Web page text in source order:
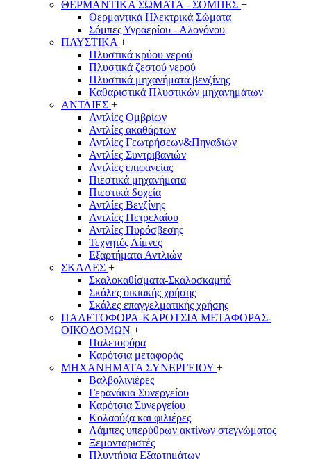
ΘΕΡΜΑΝΤΙΚΑ ΣΩΜΑΤΑ - ΣΟΜΠΕΣ +
Θερμαντικά Ηλεκτρικά Σώματα
Σόμπες Υγραερίου - Αλογόνου
ΠΛΥΣΤΙΚΑ +
Πλυστικά κρύου νερού
Πλυστικά ζεστού νερού
Πλυστικά μηχανήματα βενζίνης
Καθαριστικά Πλυστικών μηχανημάτων
ΑΝΤΛΙΕΣ +
Αντλίες Ομβρίων
Αντλίες ακαθάρτων
Αντλίες Γεωτρήσεων&Πηγαδιών
Αντλίες Συντριβανιών
Αντλίες επιφανείας
Πιεστικά μηχανήματα
Πιεστικά δοχεία
Αντλίες Βενζίνης
Αντλίες Πετρελαίου
Αντλίες Πυρόσβεσης
Τεχνητές Λίμνες
Εξαρτήματα Αντλιών
ΣΚΑΛΕΣ +
Σκαλοκαθίσματα-Σκαλοσκαμπό
Σκάλες οικιακής χρήσης
Σκάλες επαγγελματικής χρήσης
ΠΑΛΕΤΟΦΟΡΑ-ΚΑΡΟΤΣΙΑ ΜΕΤΑΦΟΡΑΣ-
ΟΙΚΟΔΟΜΩΝ +
Παλετοφόρα
Καρότσια μεταφοράς
ΜΗΧΑΝΗΜΑΤΑ ΣΥΝΕΡΓΕΙΟΥ +
Βαλβολινιέρες
Γερανάκια Συνεργείου
Καρότσια Συνεργείου
Κολαούζα και φιλιέρες
Λάμπες υπερύθρων ακτίνων στεγνώματος
Ξεμονταριστές
Πλυντήρια Εξαρτημάτων